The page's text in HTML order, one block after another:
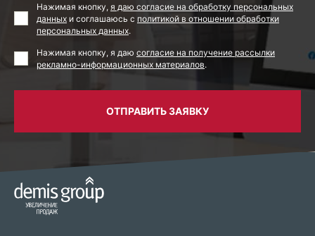
Нажимая кнопку, я даю согласие на обработку персональных
данных и соглашаюсь с политикой в отношении обработки
персональных данных.
Нажимая кнопку, я даю согласие на получение рассылки
рекламно-информационных материалов.
ОТПРАВИТЬ ЗАЯВКУ